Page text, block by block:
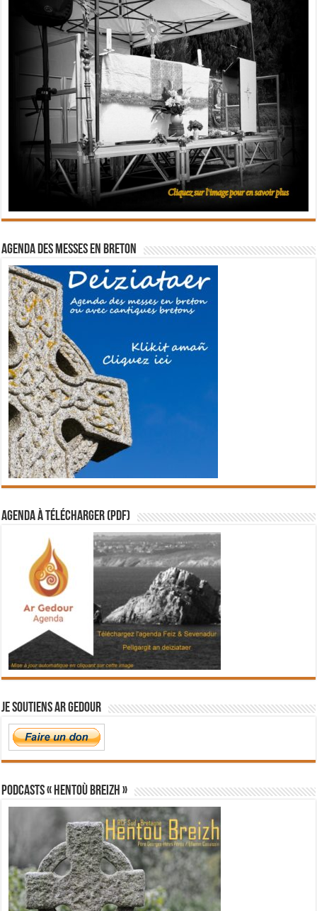
Agenda des messes en breton
Agenda à télécharger (PDF)
Je soutiens Ar Gedour
PODCASTS « Hentoù Breizh »